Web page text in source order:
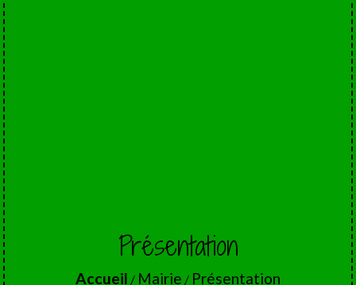
Présentation
Accueil / Mairie / Présentation